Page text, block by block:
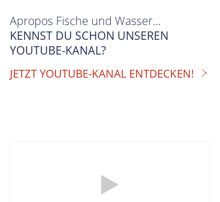
Apropos Fische und Wasser…
KENNST DU SCHON UNSEREN
YOUTUBE-KANAL?
JETZT YOUTUBE-KANAL ENTDECKEN!